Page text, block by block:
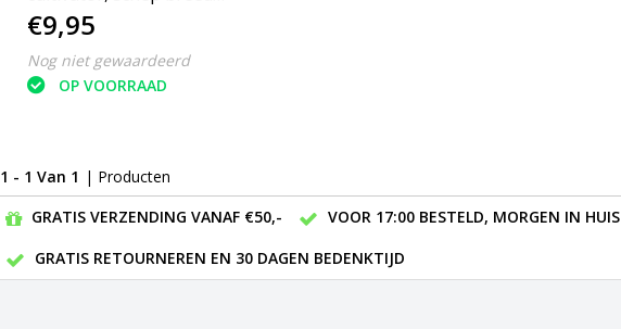
en smal (3-delig)
€9,95
Nog niet gewaardeerd
OP VOORRAAD
1 - 1 Van 1 | Producten
GRATIS VERZENDING VANAF €50,-
VOOR 17:00 BESTELD, MORGEN IN HUIS
GRATIS RETOURNEREN EN 30 DAGEN BEDENKTIJD